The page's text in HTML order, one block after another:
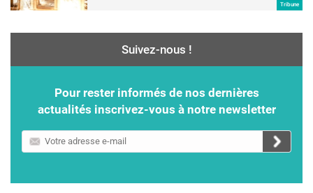
Tribune
Suivez-nous !
Pour rester informés de nos dernières
actualités inscrivez-vous à notre newsletter
Votre
adresse